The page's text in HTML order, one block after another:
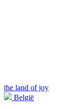
the land of joy
België